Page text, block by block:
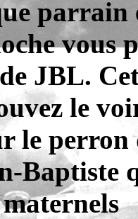
vous
JBL.
le
le perron
Baptiste